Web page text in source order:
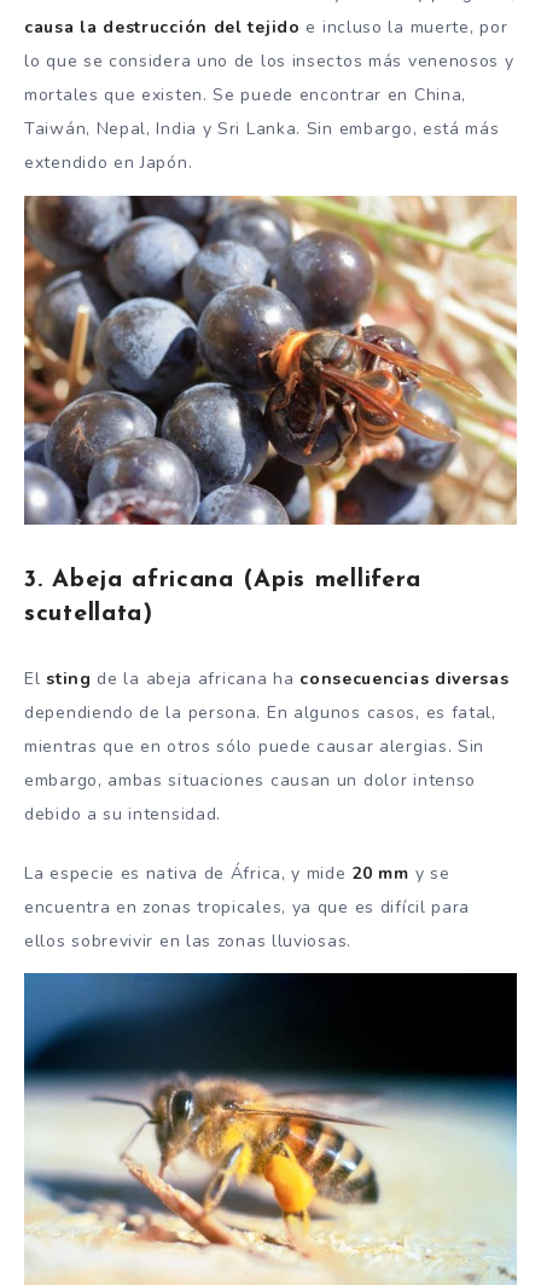
causa la destrucción del tejido e incluso la muerte, por
lo que se considera uno de los insectos más venenosos y
mortales que existen. Se puede encontrar en China,
Taiwán, Nepal, India y Sri Lanka. Sin embargo, está más
extendido en Japón.
3. Abeja africana (Apis mellifera
scutellata)
Elsting de la abeja africana ha consecuencias diversas
dependiendo de la persona. En algunos casos, es fatal,
mientras que en otros sólo puede causar alergias. Sin
embargo, ambas situaciones causan un dolor intenso
debido a su intensidad.
La especie es nativa de África, y mide 20 mm y se
encuentra en zonas tropicales, ya que es difícil para
ellos sobrevivir en las zonas lluviosas.